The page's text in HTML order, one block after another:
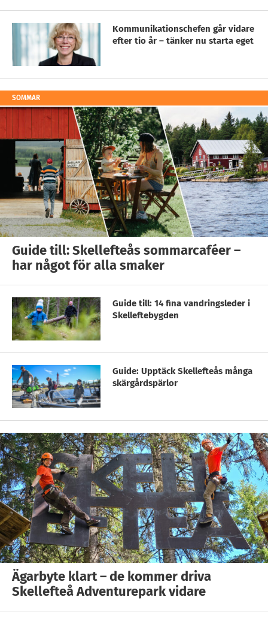
Kommunikationschefen går vidare
efter tio år – tänker nu starta eget
SOMMAR
Guide till: Skellefteås sommarcaféer –
har något för alla smaker
Guide till: 14 fina vandringsleder i
Skelleftebygden
Guide: Upptäck Skellefteås många
skärgårdspärlor
Ägarbyte klart – de kommer driva
Skellefteå Adventurepark vidare